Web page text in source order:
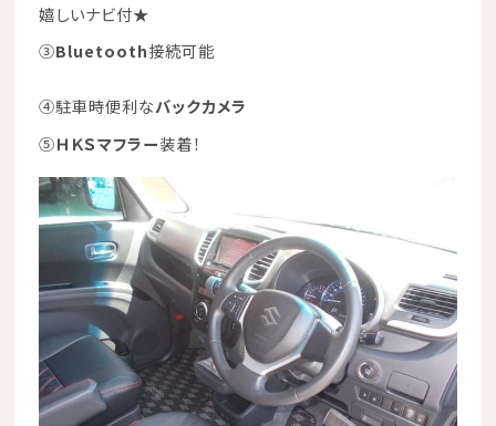
嬉しいナビ付★
③Bluetooth接続可能
④駐車時便利なバックカメラ
⑤ＨＫＳマフラー装着！